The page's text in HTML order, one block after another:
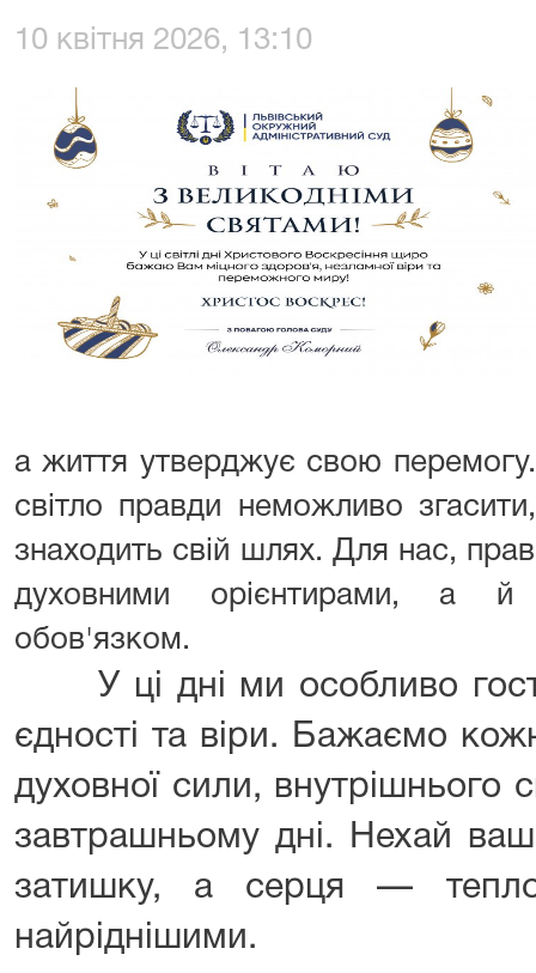
10 квітня 2026, 13:10
а життя утверджує свою
світло правди неможливо
знаходить свій шлях. Для нас,
духовними орієнтирами, а й
обов'язком.
У ці дні ми особливо
єдності та віри. Бажаємо
духовної сили, внутрішнього
завтрашньому дні. Нехай
затишку, а серця —
найріднішими.